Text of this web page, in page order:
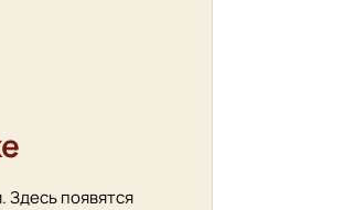
Здесь появятся